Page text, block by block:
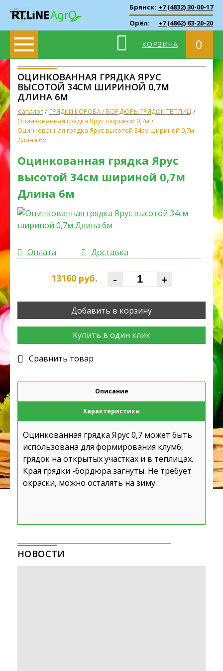
Брянск: +7 (4832) 30-00-17
Орёл:
+7 (4862) 63-20-20
КОРЗИНА 0
НОВОСТИ
ОЦИНКОВАННАЯ ГРЯДКА ЯРУС
ВЫСОТОЙ 34СМ ШИРИНОЙ 0,7М
ДЛИНА 6М
Каталог
ГРЯДКИ КОРОБА / БОРДЮРЫ ГРЯДОК ТЕПЛИЦ
Оцинкованная грядка Ярус шириной 0,7м
Оцинкованная грядка Ярус высотой 34см шириной 0,7м
Длина 6м
Оцинкованная грядка Ярус
высотой 34см шириной 0,7м
Длина 6м
Оплата Доставка
13160руб. - +
Добавить в корзину
Купить в один клик
Cравнить товар
Описание
Характеристики
Оцинкованная грядка Ярус 0,7 может быть
использована для формирования клумб,
грядок на открытых участках и в теплицах.
Края грядки -бордюра загнуты. Не требует
окраски, можно осталять на зиму.